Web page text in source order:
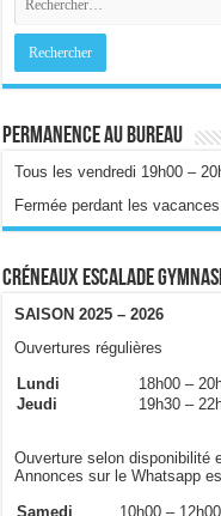
Permanence au bureau
Tous les vendredi 19h00 –
Fermée perdant les
Créneaux escalade
SAISON 2025 – 2026
Ouvertures régulières
Lundi
18h00 –
Jeudi
19h30 –
Ouverture selon disponibilité
Annonces sur le Whatsapp
Samedi
10h00 – 12h00